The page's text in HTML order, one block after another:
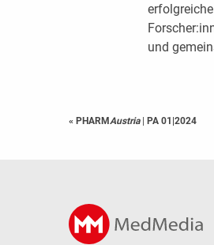
und
« PHARMAustria | PA 01|2024